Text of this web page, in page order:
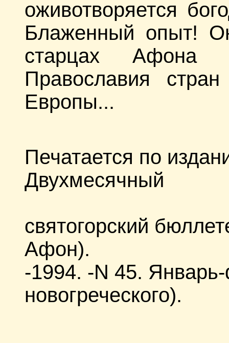
оживотворяется
Блаженный опыт!
старцах Афона
Православия
Европы...
Печатается по
Двухмесячный
святогорский
Афон).
-1994. -N 45.
новогреческого).